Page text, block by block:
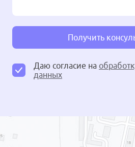
Получить
Даю согласие на
данных